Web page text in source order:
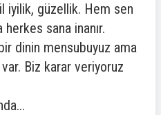
iyilik, güzellik. Hem sen
sana inanır.
dinin mensubuyuz ama
Biz karar veriyoruz